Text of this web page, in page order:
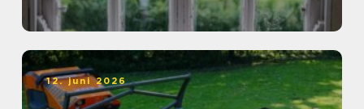
12. juni 2026